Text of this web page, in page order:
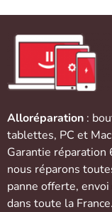
Alloréparation :
tablettes, PC et Mac
Garantie réparation
nous réparons
panne offerte, envoi
dans toute la France.